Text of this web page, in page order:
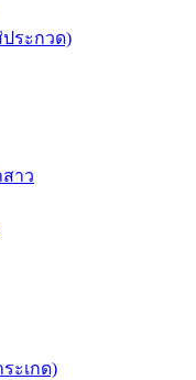
ระกวด)
สาว
ะเกด)